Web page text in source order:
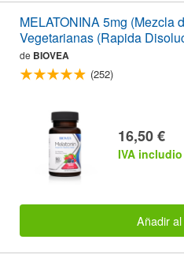
MELATONINA 5mg (Mezcla
Vegetarianas (Rapida
de BIOVEA
(252)
16,50 €
IVA includio
Añadir